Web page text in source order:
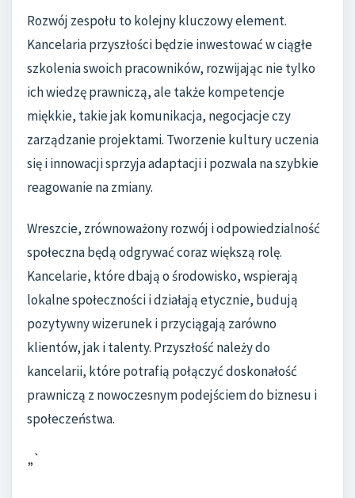
Rozwój zespołu to kolejny kluczowy element.
Kancelaria przyszłości będzie inwestować w ciągłe
szkolenia swoich pracowników, rozwijając nie tylko
ich wiedzę prawniczą, ale także kompetencje
miękkie, takie jak komunikacja, negocjacje czy
zarządzanie projektami. Tworzenie kultury uczenia
się i innowacji sprzyja adaptacji i pozwala na szybkie
reagowanie na zmiany.
Wreszcie, zrównoważony rozwój i odpowiedzialność
społeczna będą odgrywać coraz większą rolę.
Kancelarie, które dbają o środowisko, wspierają
lokalne społeczności i działają etycznie, budują
pozytywny wizerunek i przyciągają zarówno
klientów, jak i talenty. Przyszłość należy do
kancelarii, które potrafią połączyć doskonałość
prawniczą z nowoczesnym podejściem do biznesu i
społeczeństwa.
„`